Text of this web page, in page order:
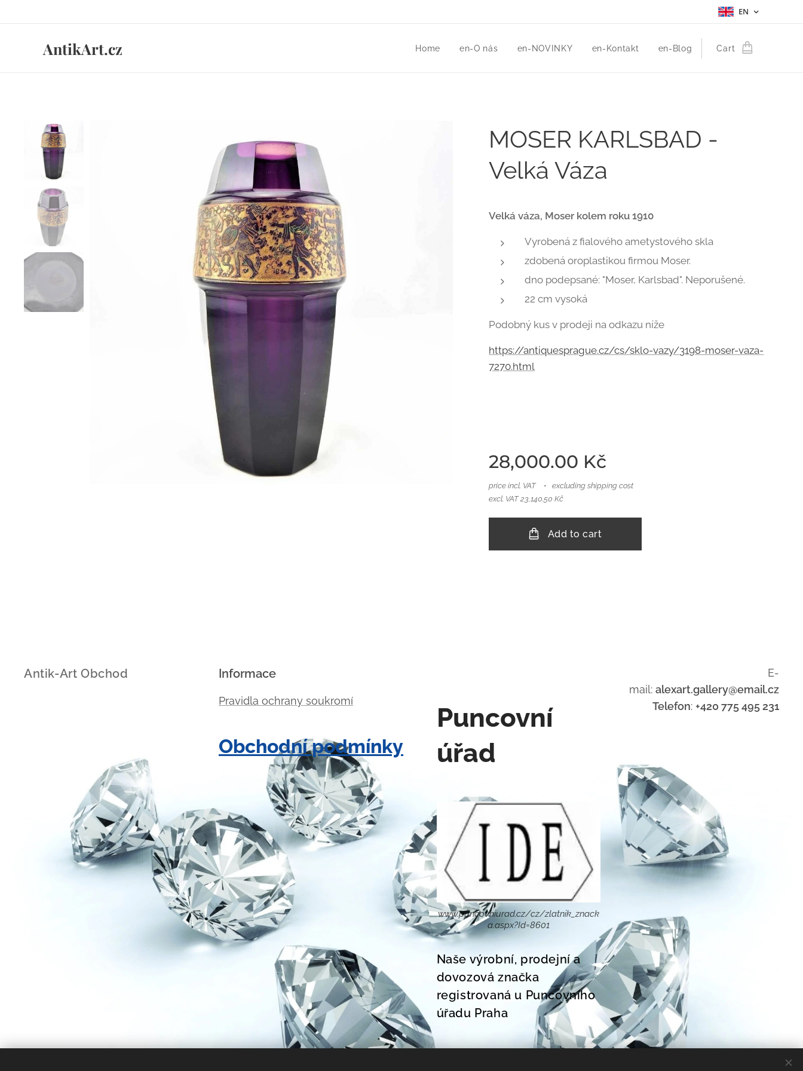
EN
AntikArt.cz Home en-O nás en-NOVINKY en-Kontakt en-Blog Cart
MOSER KARLSBAD -
Velká Váza
Velká váza, Moser kolem roku 1910
Vyrobená z fialového ametystového skla
zdobená oroplastikou firmou Moser.
dno podepsané: "Moser, Karlsbad". Neporušené.
22 cm vysoká
Podobný kus v prodeji na odkazu níže
https://antiquesprague.cz/cs/sklo-vazy/3198-moser-vaza-
7270.html
28,000.00 Kč
price incl. VAT
excluding shipping cost
excl. VAT 23,140.50 Kč
Add to cart
Antik-Art Obchod Informace
Pravidla ochrany soukromí
Obchodní podmínky
Puncovní
úřad
www.puncovniurad.cz/cz/zlatnik_znack
a.aspx?Id=8601
Naše výrobní, prodejní a
dovozová značka
registrovaná u Puncovního
úřadu Praha
E-
mail: alexart.gallery@email.cz
Telefon: +420 775 495 231